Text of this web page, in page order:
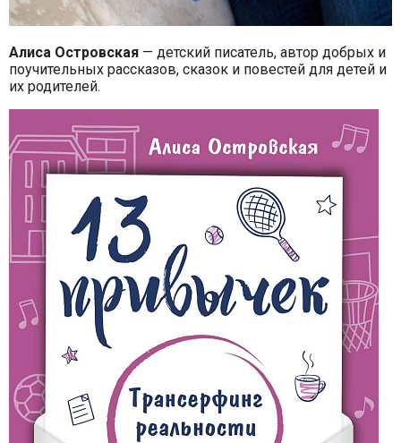
Алиса Островская — детский писатель, автор добрых и
поучительных рассказов, сказок и повестей для детей и
их родителей.